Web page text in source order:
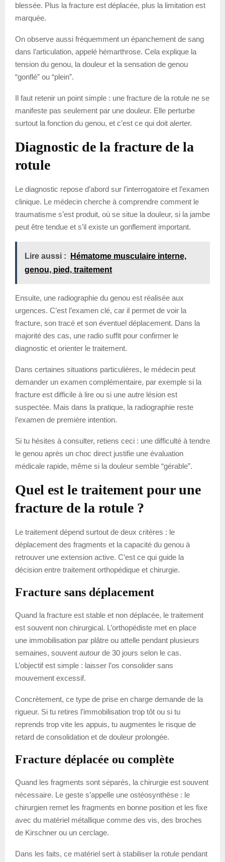
blessée. Plus la fracture est déplacée, plus la limitation est
marquée.
On observe aussi fréquemment un épanchement de sang
dans l’articulation, appelé hémarthrose. Cela explique la
tension du genou, la douleur et la sensation de genou
“gonflé” ou “plein”.
Il faut retenir un point simple : une fracture de la rotule ne se
manifeste pas seulement par une douleur. Elle perturbe
surtout la fonction du genou, et c’est ce qui doit alerter.
Diagnostic de la fracture de la
rotule
Le diagnostic repose d’abord sur l’interrogatoire et l’examen
clinique. Le médecin cherche à comprendre comment le
traumatisme s’est produit, où se situe la douleur, si la jambe
peut être tendue et s’il existe un gonflement important.
Lire aussi :
Hématome musculaire interne,
genou, pied, traitement
Ensuite, une radiographie du genou est réalisée aux
urgences. C’est l’examen clé, car il permet de voir la
fracture, son tracé et son éventuel déplacement. Dans la
majorité des cas, une radio suffit pour confirmer le
diagnostic et orienter le traitement.
Dans certaines situations particulières, le médecin peut
demander un examen complémentaire, par exemple si la
fracture est difficile à lire ou si une autre lésion est
suspectée. Mais dans la pratique, la radiographie reste
l’examen de première intention.
Si tu hésites à consulter, retiens ceci : une difficulté à tendre
le genou après un choc direct justifie une évaluation
médicale rapide, même si la douleur semble “gérable”.
Quel est le traitement pour une
fracture de la rotule ?
Le traitement dépend surtout de deux critères : le
déplacement des fragments et la capacité du genou à
retrouver une extension active. C’est ce qui guide la
décision entre traitement orthopédique et chirurgie.
Fracture sans déplacement
Quand la fracture est stable et non déplacée, le traitement
est souvent non chirurgical. L’orthopédiste met en place
une immobilisation par plâtre ou attelle pendant plusieurs
semaines, souvent autour de 30 jours selon le cas.
L’objectif est simple : laisser l’os consolider sans
mouvement excessif.
Concrètement, ce type de prise en charge demande de la
rigueur. Si tu retires l’immobilisation trop tôt ou si tu
reprends trop vite les appuis, tu augmentes le risque de
retard de consolidation et de douleur prolongée.
Fracture déplacée ou complète
Quand les fragments sont séparés, la chirurgie est souvent
nécessaire. Le geste s’appelle une ostéosynthèse : le
chirurgien remet les fragments en bonne position et les fixe
avec du matériel métallique comme des vis, des broches
de Kirschner ou un cerclage.
Dans les faits, ce matériel sert à stabiliser la rotule pendant